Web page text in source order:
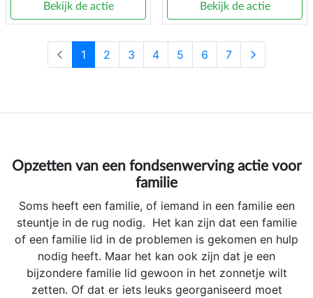
Bekijk de actie Bekijk de actie
1 2 3 4 5 6 7
Opzetten van een fondsenwerving actie voor
familie
Soms heeft een familie, of iemand in een familie een
steuntje in de rug nodig. Het kan zijn dat een familie
of een familie lid in de problemen is gekomen en hulp
nodig heeft. Maar het kan ook zijn dat je een
bijzondere familie lid gewoon in het zonnetje wilt
zetten. Of dat er iets leuks georganiseerd moet